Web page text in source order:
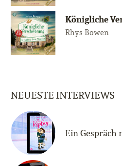
Königliche
Rhys Bowen
NEUESTE INTERVIEWS
Ein Gespräch